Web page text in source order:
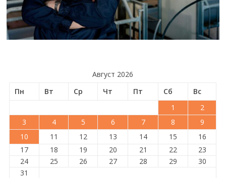
Август 2026
Пн
Вт Ср Чт Пт Сб
Вс
1
2
3
4 5 6 7 8
9
10
11 12 13 14 15
16
17
18 19 20 21 22
23
24
25 26 27 28 29
30
31